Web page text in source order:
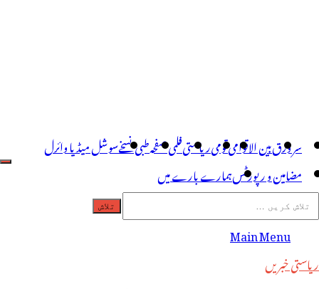
سر ورقبین الاقوامیقومیریاستیفلمی صفحہطبی نسخےسوشل میڈیا وائرل
مضامین و رپورٹسہمارے بارے میں
Main Menu
ریاستی خبریں